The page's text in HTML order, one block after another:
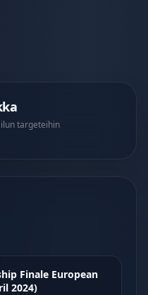
targeteihin
Finale European
2024)